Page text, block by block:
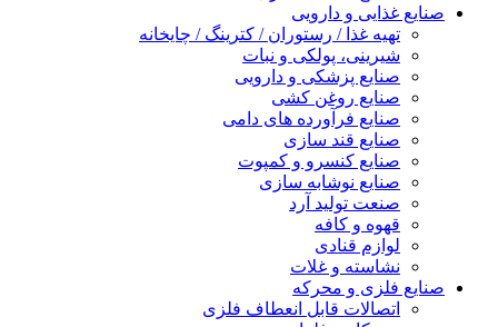
صنایع غذایی و دارویی
تهیه غذا / رستوران / کترینگ / چایخانه
شیرینی، پولکی و نبات
صنایع پزشکی و دارویی
صنایع روغن کشی
صنایع فرآورده های دامی
صنایع قند سازی
صنایع کنسرو و کمپوت
صنایع نوشابه سازی
صنعت تولید آرد
قهوه و کافه
لوازم قنادی
نشاسته و غلات
صنایع فلزی و محرکه
اتصالات قابل انعطاف فلزی